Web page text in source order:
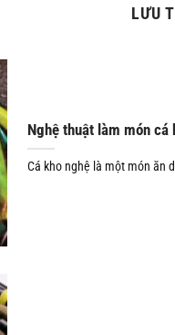
LƯU
Nghệ thuật làm món
Cá kho nghệ là một món ăn